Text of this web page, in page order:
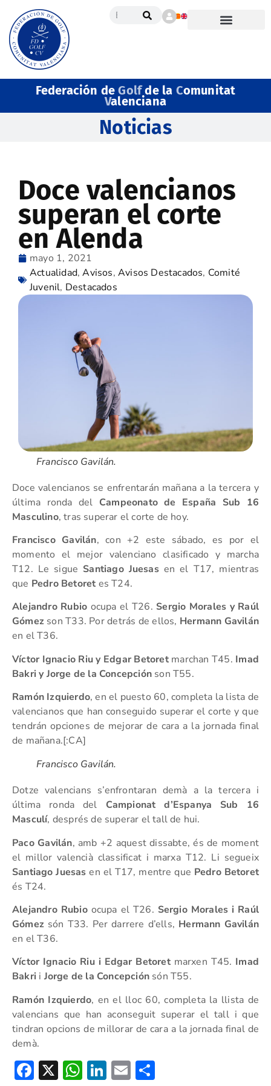
Federación deGolfde la Comunitat
Valenciana
Noticias
Doce valencianos
superan el corte
en Alenda
mayo 1, 2021
Actualidad,Avisos,Avisos Destacados, Comité
Juvenil, Destacados
Francisco Gavilán.
Doce valencianos se enfrentarán mañana a la tercera y
última ronda del Campeonato de España Sub 16
Masculino, tras superar el corte de hoy.
Francisco Gavilán, con +2 este sábado, es por el
momento el mejor valenciano clasificado y marcha
T12. Le sigue Santiago Juesasen el T17, mientras
que Pedro Betoret es T24.
Alejandro Rubio ocupa el T26. Sergio Morales y Raúl
Gómez son T33. Por detrás de ellos, Hermann Gavilán
en el T36.
Víctor Ignacio Riu y Edgar Betoretmarchan T45. Imad
Bakri y Jorge de la Concepción son T55.
Ramón Izquierdo, en el puesto 60, completa la lista de
valencianos que han conseguido superar el corte y que
tendrán opciones de mejorar de cara a la jornada final
de mañana.[:CA]
Francisco Gavilán.
Dotze valencians s’enfrontaran demà a la tercera i
última ronda del Campionat d’Espanya Sub 16
Masculí, després de superar el tall de hui.
Paco Gavilán, amb +2 aquest dissabte, és de moment
el millor valencià classificat i marxa T12. Li segueix
Santiago Juesas en el T17, mentre que Pedro Betoret
és T24.
Alejandro Rubioocupa el T26. Sergio Morales i Raúl
Gómez són T33. Per darrere d’ells, Hermann Gavilán
en el T36.
Víctor Ignacio Riu i Edgar Betoretmarxen T45. Imad
Bakri i Jorge de la Concepción són T55.
Ramón Izquierdo, en el lloc 60, completa la llista de
valencians que han aconseguit superar el tall i que
tindran opcions de millorar de cara a la jornada final de
demà.
Facebook
X WhatsApp
LinkedIn
Email